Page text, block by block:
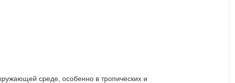
среде, особенно в тропических и